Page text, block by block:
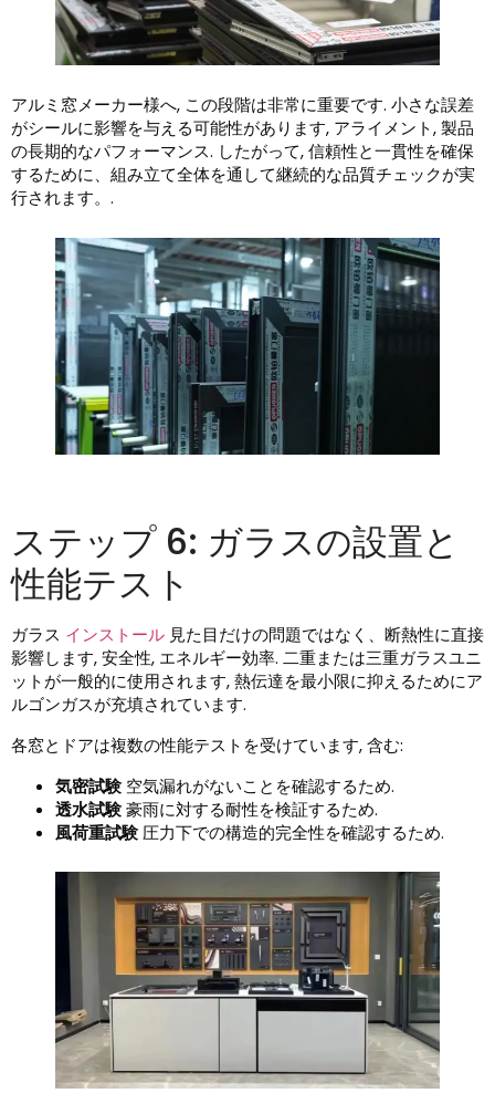
アルミ窓メーカー様へ, この段階は非常に重要です. 小さな誤差
がシールに影響を与える可能性があります, アライメント, 製品
の長期的なパフォーマンス. したがって, 信頼性と一貫性を確保
するために、組み立て全体を通して継続的な品質チェックが実
行されます。.
ステップ 6: ガラスの設置と
性能テスト
ガラス インストール 見た目だけの問題ではなく、断熱性に直接
影響します, 安全性, エネルギー効率. 二重または三重ガラスユニ
ットが一般的に使用されます, 熱伝達を最小限に抑えるためにア
ルゴンガスが充填されています.
各窓とドアは複数の性能テストを受けています, 含む:
気密試験空気漏れがないことを確認するため.
透水試験豪雨に対する耐性を検証するため.
風荷重試験圧力下での構造的完全性を確認するため.